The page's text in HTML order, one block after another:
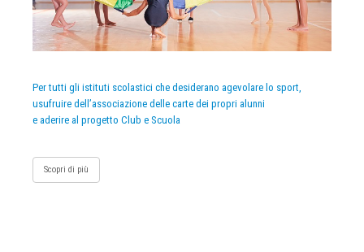
Per tutti gli istituti scolastici che desiderano agevolare lo sport,
usufruire dell’associazione delle carte dei propri alunni
e aderire al progetto Club e Scuola
Scopri di più